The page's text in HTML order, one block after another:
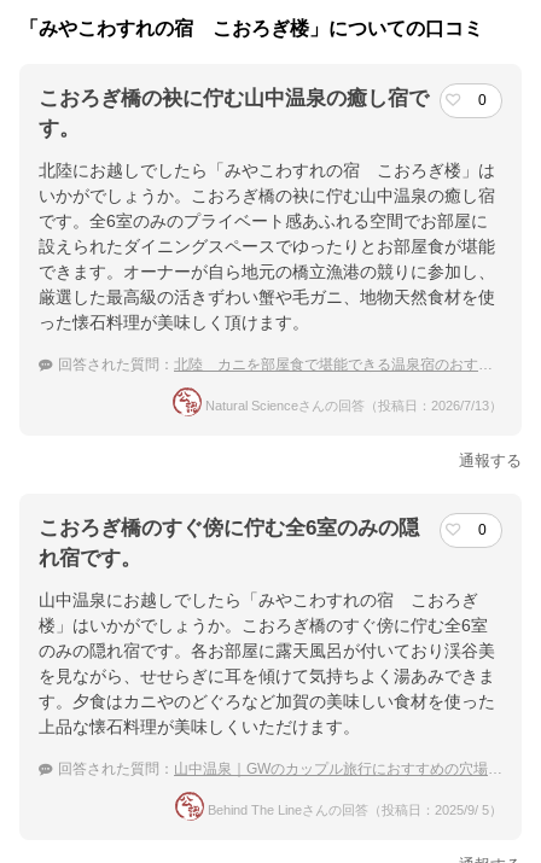
チェックアウ
11:00
交通アクセス
提供：楽天トラベル
楽天トラベルで
ホテル詳細を詳しく見る
「みやこわすれの宿 こおろぎ楼」についての口コミ
こおろぎ橋の袂に佇む山中温泉の癒し宿で
す。
0
北陸にお越しでしたら「みやこわすれの宿 こおろぎ楼」は
いかがでしょうか。こおろぎ橋の袂に佇む山中温泉の癒し宿
です。全6室のみのプライベート感あふれる空間でお部屋に
設えられたダイニングスペースでゆったりとお部屋食が堪能
できます。オーナーが自ら地元の橋立漁港の競りに参加し、
厳選した最高級の活きずわい蟹や毛ガニ、地物天然食材を使
った懐石料理が美味しく頂けます。
回答された質問： 北陸 カニを部屋食で堪能できる温泉宿のおすすめは？
Natural Scienceさんの回答（投稿日：2026/7/13）
通報する
こおろぎ橋のすぐ傍に佇む全6室のみの隠
れ宿です。
0
山中温泉にお越しでしたら「みやこわすれの宿 こおろぎ
楼」はいかがでしょうか。こおろぎ橋のすぐ傍に佇む全6室
のみの隠れ宿です。各お部屋に露天風呂が付いており渓谷美
を見ながら、せせらぎに耳を傾けて気持ちよく湯あみできま
す。夕食はカニやのどぐろなど加賀の美味しい食材を使った
上品な懐石料理が美味しくいただけます。
回答された質問： 山中温泉｜GWのカップル旅行におすすめの穴場な宿は？
Behind The Lineさんの回答（投稿日：2025/9/ 5）